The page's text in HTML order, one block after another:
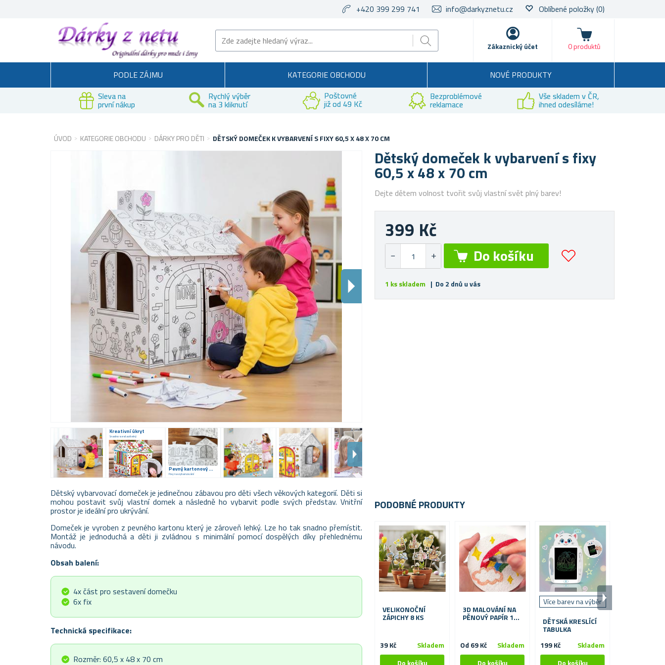
+420 399 299 741 info@darkyznetu.cz Oblíbené položky(0)
Zákaznický účet
Nákupní košík
0 produktů
PODLE ZÁJMU KATEGORIE OBCHODU
NOVÉ PRODUKTY
Sleva na
první nákup
Rychlý výběr
na 3 kliknutí
Poštovné
již od 49 Kč
Bezproblémové
reklamace
Vše skladem v ČR,
ihned odesíláme!
ÚVOD KATEGORIE OBCHODU DÁRKY PRO DĚTI DĚTSKÝ DOMEČEK K VYBARVENÍ S FIXY 60,5 X 48 X 70 CM
Dětský domeček k vybarvení s fixy
60,5 x 48 x 70 cm
Kreativní úkryt
Snadno sestavitelný
Pevný kartonový materiál
Fixy na vybarvování
Dejte dětem volnost tvořit svůj vlastní svět plný barev!
399 Kč
1 ks skladem | Do 2 dnů u vás
Dětský vybarvovací domeček je jedinečnou zábavou pro děti všech věkových kategorií. Děti si
mohou postavit svůj vlastní domek a následně ho vybarvit podle svých představ. Vnitřní
prostor je ideální pro ukrývání.
Domeček je vyroben z pevného kartonu který je zároveň lehký. Lze ho tak snadno přemístit.
Montáž je jednoduchá a děti ji zvládnou s minimální pomocí dospělých díky přehlednému
návodu.
Obsah balení:
4x část pro sestavení domečku
6x fix
Technická specifikace:
Rozměr: 60,5 x 48 x 70 cm
PODOBNÉ PRODUKTY
VELIKONOČNÍ
ZÁPICHY 8 KS
39 Kč Skladem
3D MALOVÁNÍ NA
PĚNOVÝ PAPÍR 10
Od 69 Kč
Skladem
Více barev na výběr
DĚTSKÁ KRESLÍCÍ
TABULKA
199 Kč
Skladem